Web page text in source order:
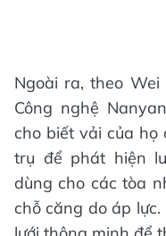
Ngoài ra, theo
Công nghệ
cho biết vải của
trụ để phát hiện
dùng cho các tòa
chỗ căng do áp